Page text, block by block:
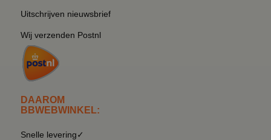
Uitschrijven nieuwsbrief
Wij verzenden Postnl
DAAROM
BBWEBWINKEL:
Snelle levering✓